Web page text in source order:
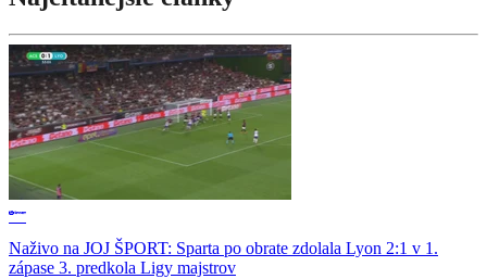
Naživo na JOJ ŠPORT: Sparta po obrate zdolala Lyon 2:1 v 1.
zápase 3. predkola Ligy majstrov